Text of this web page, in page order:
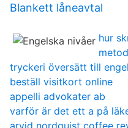
Blankett låneavtal
hur
metod
tryckeri översätt till
beställ visitkort online
appelli advokater ab
varför är det ett a på
arvid nordquist coffee